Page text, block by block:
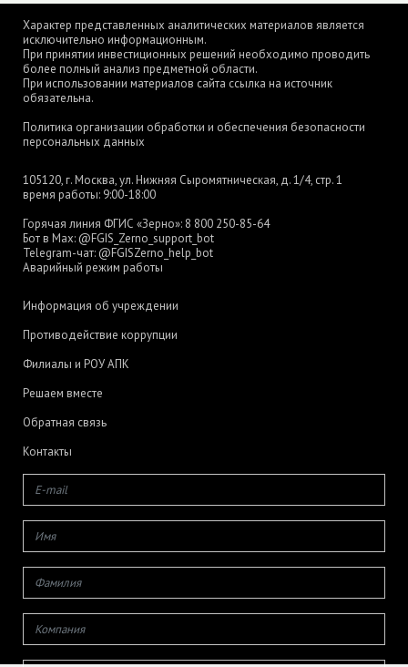
Характер представленных аналитических материалов является
исключительно информационным.
При принятии инвестиционных решений необходимо проводить
более полный анализ предметной области.
При использовании материалов сайта ссылка на источник
обязательна.
Политика организации обработки и обеспечения безопасности
персональных данных
105120, г. Москва, ул. Нижняя Сыромятническая, д. 1/4, стр. 1
время работы: 9:00-18:00
Горячая линия ФГИС «Зерно»: 8 800 250-85-64
Бот в Max: @FGIS_Zerno_support_bot
Telegram-чат: @FGISZerno_help_bot
Аварийный режим работы
Информация об учреждении
Противодействие коррупции
Филиалы и РОУ АПК
Решаем вместе
Обратная связь
Контакты